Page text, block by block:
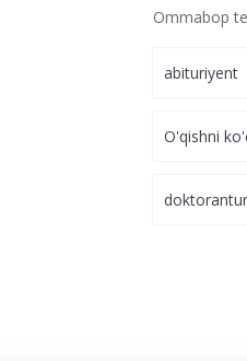
Ommabop
abituriyent
O'qishni